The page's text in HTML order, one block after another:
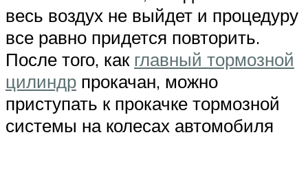
весь воздух не выйдет и процедуру
все равно придется повторить.
После того, как главный тормозной
цилиндр прокачан, можно
приступать к прокачке тормозной
системы на колесах автомобиля